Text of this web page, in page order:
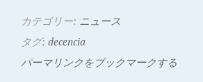
カテゴリー: ニュース
タグ: decencia
パーマリンクをブックマークする